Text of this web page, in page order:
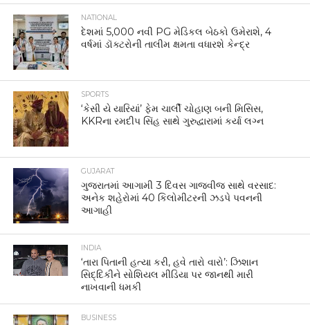
NATIONAL
દેશમાં 5,000 નવી PG મેડિકલ બેઠકો ઉમેરાશે, 4
વર્ષમાં ડૉક્ટરોની તાલીમ ક્ષમતા વધારશે કેન્દ્ર
SPORTS
‘કેસી યે યારિયાં’ ફેમ ચાર્લી ચોહાણ બની મિસિસ,
KKRના રમદીપ સિંહ સાથે ગુરુદ્વારામાં કર્યા લગ્ન
GUJARAT
ગુજરાતમાં આગામી 3 દિવસ ગાજવીજ સાથે વરસાદ:
અનેક શહેરોમાં 40 કિલોમીટરની ઝડપે પવનની
આગાહી
INDIA
‘તારા પિતાની હત્યા કરી, હવે તારો વારો’: ઝિશાન
સિદ્દિકીને સોશિયલ મીડિયા પર જાનથી મારી
નાખવાની ધમકી
BUSINESS